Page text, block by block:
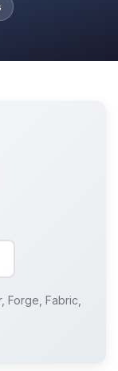
Forge, Fabric,